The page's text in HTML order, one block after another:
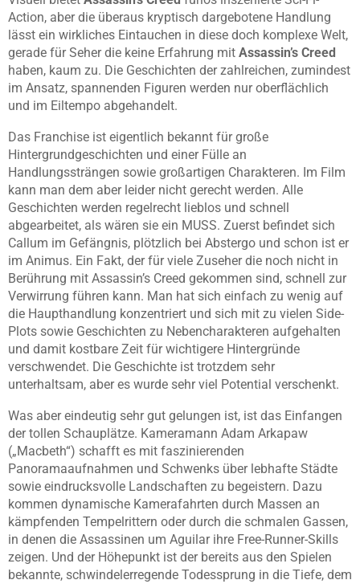
Action, aber die überaus kryptisch dargebotene Handlung
lässt ein wirkliches Eintauchen in diese doch komplexe Welt,
gerade für Seher die keine Erfahrung mit Assassin’s Creed
haben, kaum zu. Die Geschichten der zahlreichen, zumindest
im Ansatz, spannenden Figuren werden nur oberflächlich
und im Eiltempo abgehandelt.
Das Franchise ist eigentlich bekannt für große
Hintergrundgeschichten und einer Fülle an
Handlungssträngen sowie großartigen Charakteren. Im Film
kann man dem aber leider nicht gerecht werden. Alle
Geschichten werden regelrecht lieblos und schnell
abgearbeitet, als wären sie ein MUSS. Zuerst befindet sich
Callum im Gefängnis, plötzlich bei Abstergo und schon ist er
im Animus. Ein Fakt, der für viele Zuseher die noch nicht in
Berührung mit Assassin’s Creed gekommen sind, schnell zur
Verwirrung führen kann. Man hat sich einfach zu wenig auf
die Haupthandlung konzentriert und sich mit zu vielen Side-
Plots sowie Geschichten zu Nebencharakteren aufgehalten
und damit kostbare Zeit für wichtigere Hintergründe
verschwendet. Die Geschichte ist trotzdem sehr
unterhaltsam, aber es wurde sehr viel Potential verschenkt.
Was aber eindeutig sehr gut gelungen ist, ist das Einfangen
der tollen Schauplätze. Kameramann Adam Arkapaw
(„Macbeth“) schafft es mit faszinierenden
Panoramaaufnahmen und Schwenks über lebhafte Städte
sowie eindrucksvolle Landschaften zu begeistern. Dazu
kommen dynamische Kamerafahrten durch Massen an
kämpfenden Tempelrittern oder durch die schmalen Gassen,
in denen die Assassinen um Aguilar ihre Free-Runner-Skills
zeigen. Und der Höhepunkt ist der bereits aus den Spielen
bekannte, schwindelerregende Todessprung in die Tiefe, dem